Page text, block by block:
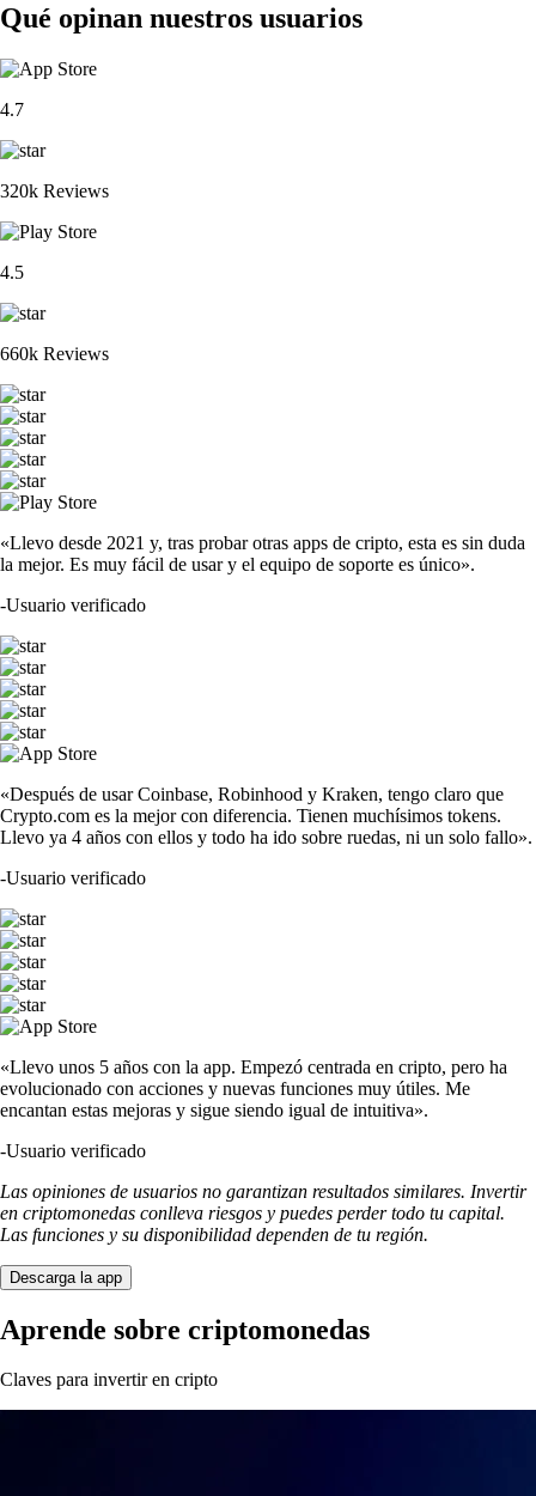
Qué opinan nuestros usuarios
4.7
320k Reviews
4.5
660k Reviews
«Llevo desde 2021 y, tras probar otras apps de cripto, esta es sin duda
la mejor. Es muy fácil de usar y el equipo de soporte es único».
-Usuario verificado
«Después de usar Coinbase, Robinhood y Kraken, tengo claro que
Crypto.com es la mejor con diferencia. Tienen muchísimos tokens.
Llevo ya 4 años con ellos y todo ha ido sobre ruedas, ni un solo fallo».
-Usuario verificado
«Llevo unos 5 años con la app. Empezó centrada en cripto, pero ha
evolucionado con acciones y nuevas funciones muy útiles. Me
encantan estas mejoras y sigue siendo igual de intuitiva».
-Usuario verificado
Las opiniones de usuarios no garantizan resultados similares. Invertir
en criptomonedas conlleva riesgos y puedes perder todo tu capital.
Las funciones y su disponibilidad dependen de tu región.
Descarga la app
Aprende sobre criptomonedas
Claves para invertir en cripto